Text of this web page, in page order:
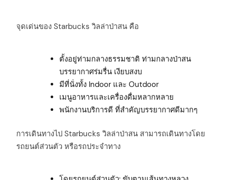
จุดเด่นของ Starbucks วิลล่าป่าสน คือ
ตั้งอยู่ท่ามกลางธรรมชาติ ท่ามกลางป่าสน
บรรยากาศร่มรื่น เงียบสงบ
มีที่นั่งทั้ง Indoor และ Outdoor
เมนูอาหารและเครื่องดื่มหลากหลาย
พนักงานบริการดี ที่สำคัญบรรยากาศดีมากๆ
การเดินทางไป Starbucks วิลล่าป่าสน สามารถเดินทางโดย
รถยนต์ส่วนตัว หรือรถประจำทาง